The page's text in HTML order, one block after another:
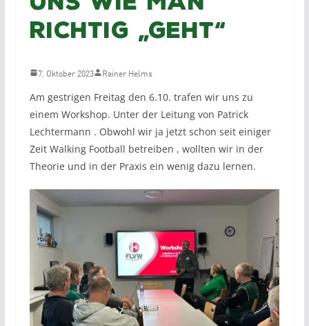
richtig „Geht“
7. Oktober 2023 Rainer Helms
Am gestrigen Freitag den 6.10. trafen wir uns zu
einem Workshop. Unter der Leitung von Patrick
Lechtermann . Obwohl wir ja jetzt schon seit einiger
Zeit Walking Football betreiben , wollten wir in der
Theorie und in der Praxis ein wenig dazu lernen.